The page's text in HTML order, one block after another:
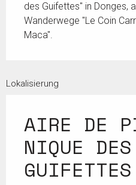
des Guifettes" in Donges,
Wanderwege "Le Coin
Maca".
Lokalisierung
AIRE DE
NIQUE DES
GUIFETTES